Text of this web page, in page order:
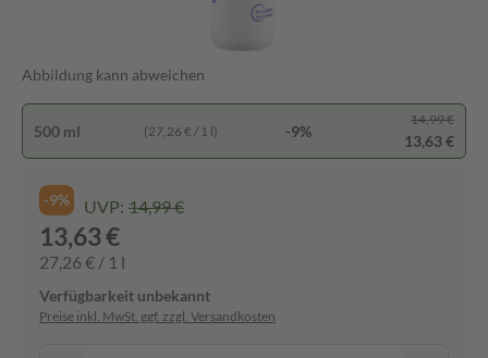
Abbildung kann abweichen
500 ml (27,26 € / 1 l) -9%
14,99 €
13,63 €
-9% UVP: 14,99 €
13,63 €
27,26 € / 1 l
Verfügbarkeit unbekannt
Preise inkl. MwSt. ggf. zzgl. Versandkosten